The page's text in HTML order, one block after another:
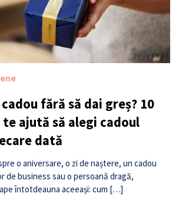
fără să dai greș? 10
ajută să alegi cadoul
dată
o aniversare, o zi de naștere, un cadou
de business sau o persoană dragă,
întotdeauna aceeași: cum […]